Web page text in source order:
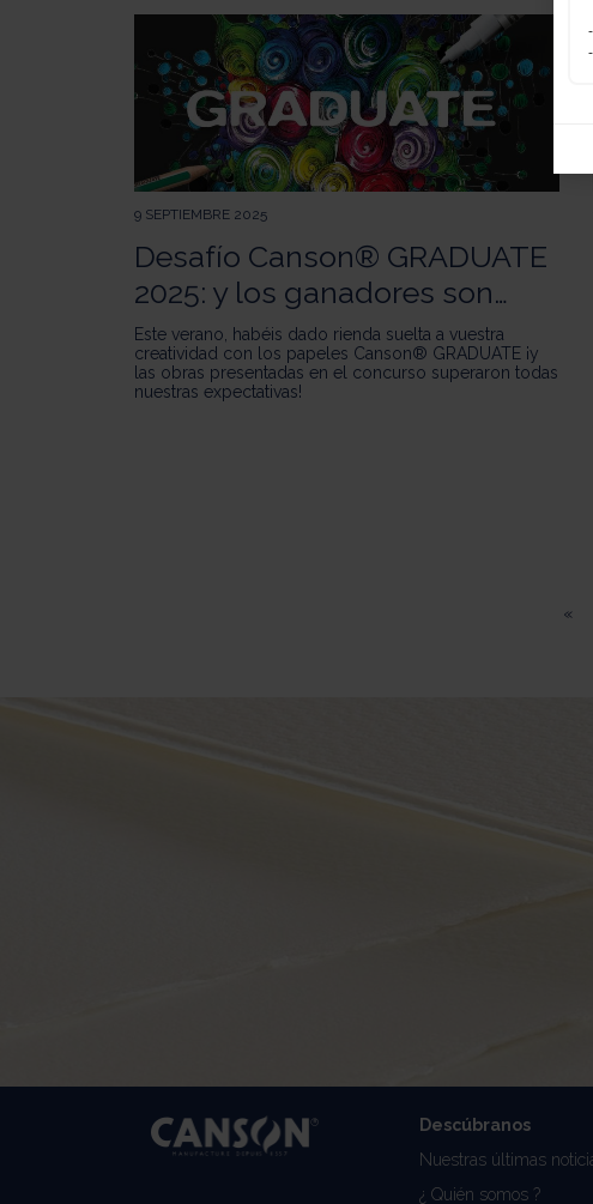
9 SEPTIEMBRE 2025
Desafío Canson® GRADUATE
2025: y los ganadores son…
Este verano, habéis dado rienda suelta a vuestra
creatividad con los papeles Canson® GRADUATE ¡y
las obras presentadas en el concurso superaron todas
nuestras expectativas!
«
Descúbranos
Nuestras últimas
¿ Quién somos ?